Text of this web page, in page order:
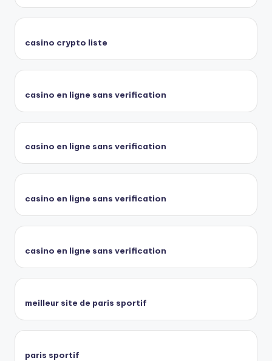
casino crypto liste
casino en ligne sans verification
casino en ligne sans verification
casino en ligne sans verification
casino en ligne sans verification
meilleur site de paris sportif
paris sportif